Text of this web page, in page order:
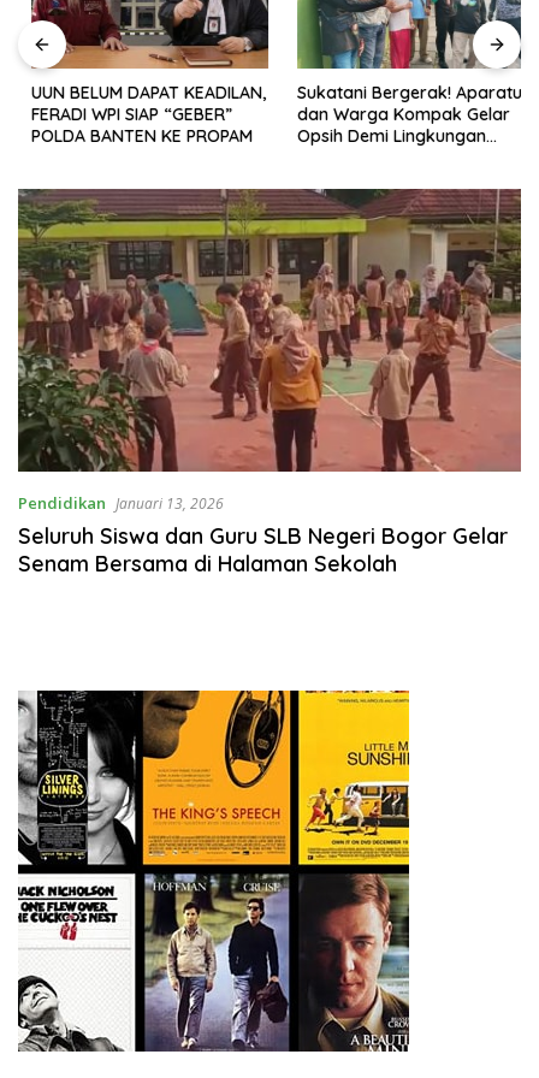
UUN BELUM DAPAT KEADILAN,
FERADI WPI SIAP “GEBER”
POLDA BANTEN KE PROPAM
Sukatani Bergerak! Aparatur
dan Warga Kompak Gelar
Opsih Demi Lingkungan
Pendidikan Januari 13, 2026
Seluruh Siswa dan Guru SLB Negeri Bogor Gelar
Senam Bersama di Halaman Sekolah